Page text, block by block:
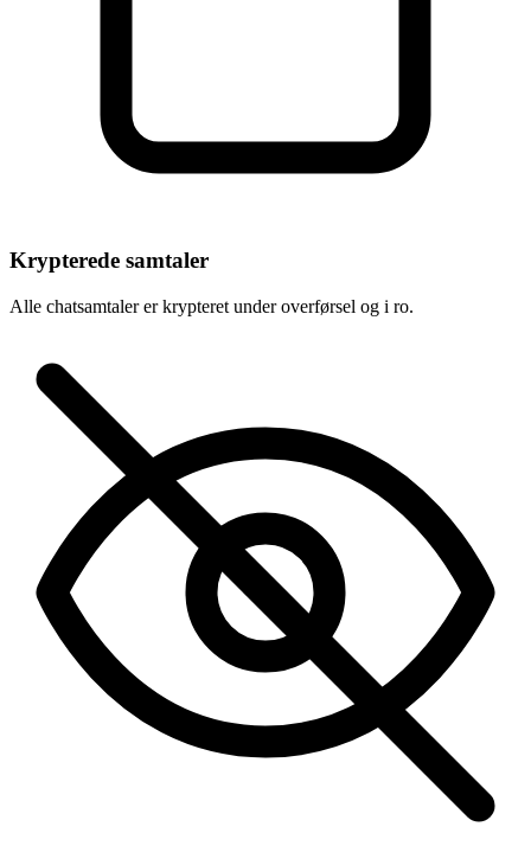
Krypterede samtaler
Alle chatsamtaler er krypteret under overførsel og i ro.